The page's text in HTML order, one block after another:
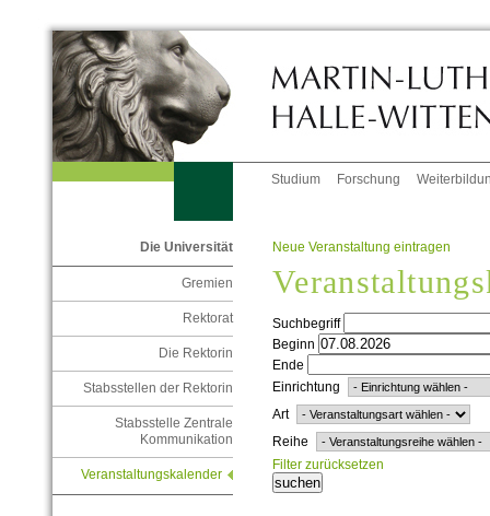
Studium Forschung
Die Universität
Gremien
Rektorat
Die Rektorin
Stabsstellen der Rektorin
Stabsstelle Zentrale
Kommunikation
Veranstaltungskalender
Neue Veranstaltung eintragen
Suchbegriff
Beginn
Ende
Einrichtung
Art
Reihe
Filter zurücksetzen